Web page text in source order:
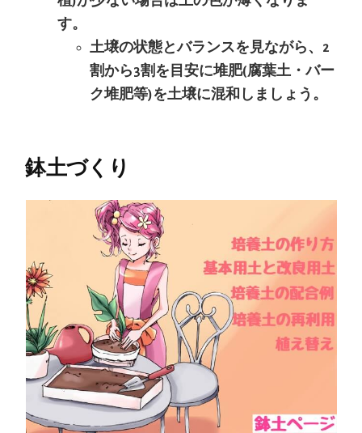
す。
土壌の状態とバランスを見ながら、2
割から3割を目安に堆肥(腐葉土・バー
ク堆肥等)を土壌に混和しましょう。
鉢土づくり